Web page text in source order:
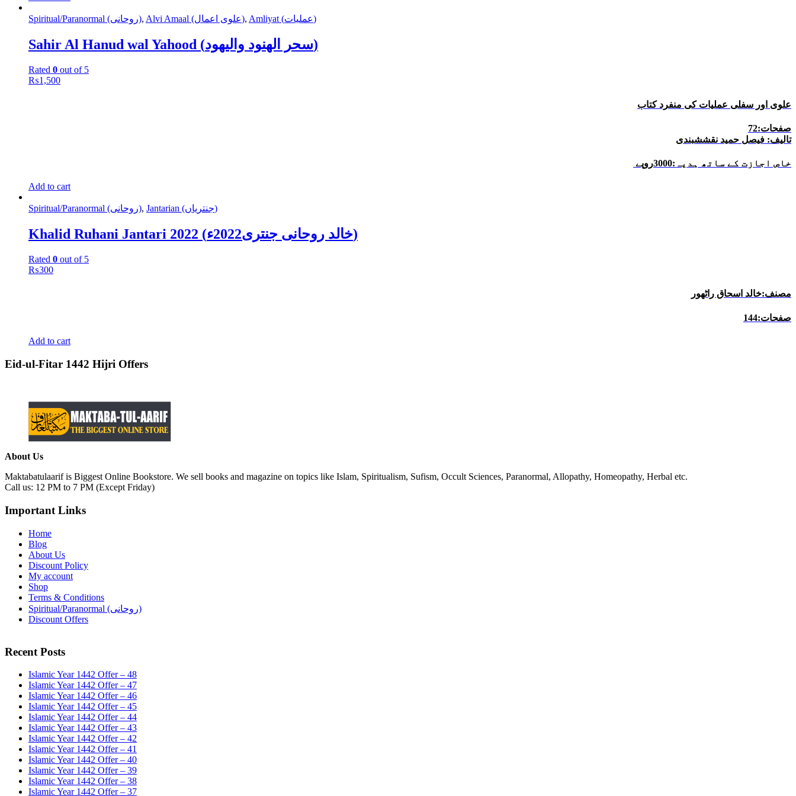
Spiritual/Paranormal (روحانی), Alvi Amaal (علوی اعمال), Amliyat (عملیات)
Sahir Al Hanud wal Yahood (سحر الھنود والیھود)
Rated 0 out of 5
₨1,500
علوی اور سفلی عملیات کی منفرد کتاب
صفحات:72
تالیف: فیصل حمید نقششبندی
خاص اجازت کے ساتھ ہدیہ:3000روپے
Add to cart
Spiritual/Paranormal (روحانی), Jantarian (جنتریاں)
Khalid Ruhani Jantari 2022 (خالد روحانی جنتری2022ء)
Rated 0 out of 5
₨300
مصنف:خالد اسحاق راٹھور
صفحات:144
Add to cart
Eid-ul-Fitar 1442 Hijri Offers
About Us
Maktabatulaarif is Biggest Online Bookstore. We sell books and magazine on topics like Islam, Spiritualism, Sufism, Occult Sciences, Paranormal, Allopathy, Homeopathy, Herbal etc.
Call us: 12 PM to 7 PM (Except Friday)
Important Links
Home
Blog
About Us
Discount Policy
My account
Shop
Terms & Conditions
Spiritual/Paranormal (روحانی)
Discount Offers
Recent Posts
Islamic Year 1442 Offer – 48
Islamic Year 1442 Offer – 47
Islamic Year 1442 Offer – 46
Islamic Year 1442 Offer – 45
Islamic Year 1442 Offer – 44
Islamic Year 1442 Offer – 43
Islamic Year 1442 Offer – 42
Islamic Year 1442 Offer – 41
Islamic Year 1442 Offer – 40
Islamic Year 1442 Offer – 39
Islamic Year 1442 Offer – 38
Islamic Year 1442 Offer – 37